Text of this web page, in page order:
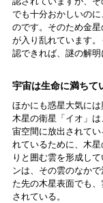
でも十分おかしいの
のです。そのため金
が入り乱れています
認できれば、謎の解明
宇宙は生命に満ちて
ほかにも惑星大気には
木星の衛星「イオ」
宙空間に放出されて
れているために、木
りと囲む雲を形成し
ンは、その雲のなか
た先の木星表面でも
されている。